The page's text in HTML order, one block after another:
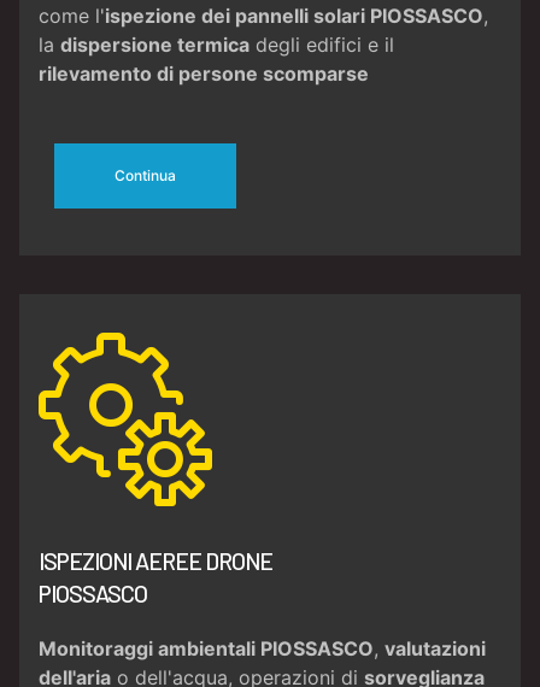
come l'ispezione dei pannelli solari PIOSSASCO,
la dispersione termica degli edifici e il
rilevamento di persone scomparse
Continua
ISPEZIONI AEREE DRONE
PIOSSASCO
Monitoraggi ambientali PIOSSASCO, valutazioni
dell'aria o dell'acqua, operazioni di sorveglianza